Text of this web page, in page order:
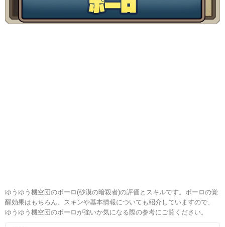
ゆうゆう機空団のポーロ(砂漠の暗殺者)の評価とスキルです。ポーロの覚
醒効果はもちろん、スキンや基本情報についても紹介していますので、
ゆうゆう機空団のポーロが強いか気になる際の参考にご覧ください。